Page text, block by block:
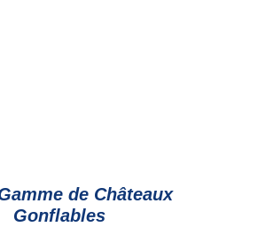
de Châteaux
Gonflables